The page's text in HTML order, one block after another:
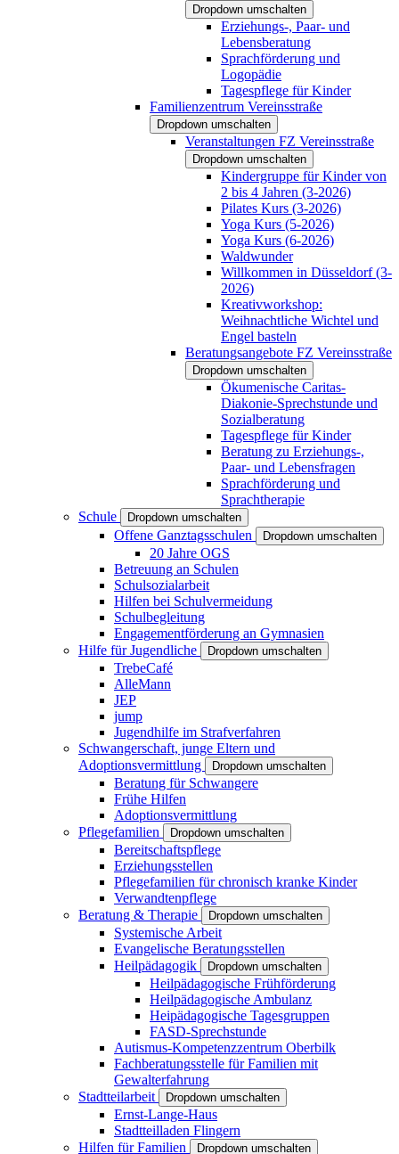
Dropdown umschalten
Erziehungs-, Paar- und
Lebensberatung
Sprachförderung und
Logopädie
Tagespflege für Kinder
Familienzentrum Vereinsstraße
Dropdown umschalten
Veranstaltungen FZ Vereinsstraße
Dropdown umschalten
Kindergruppe für Kinder von
2 bis 4 Jahren (3-2026)
Pilates Kurs (3-2026)
Yoga Kurs (5-2026)
Yoga Kurs (6-2026)
Waldwunder
Willkommen in Düsseldorf (3-
2026)
Kreativworkshop:
Weihnachtliche Wichtel und
Engel basteln
Beratungsangebote FZ Vereinsstraße
Dropdown umschalten
Ökumenische Caritas-
Diakonie-Sprechstunde und
Sozialberatung
Tagespflege für Kinder
Beratung zu Erziehungs-,
Paar- und Lebensfragen
Sprachförderung und
Sprachtherapie
Schule
Dropdown umschalten
Offene Ganztagsschulen Dropdown umschalten
20 Jahre OGS
Betreuung an Schulen
Schulsozialarbeit
Hilfen bei Schulvermeidung
Schulbegleitung
Engagementförderung an Gymnasien
Hilfe für Jugendliche
Dropdown umschalten
TrebeCafé
AlleMann
JEP
jump
Jugendhilfe im Strafverfahren
Schwangerschaft, junge Eltern und
Adoptionsvermittlung
Dropdown umschalten
Beratung für Schwangere
Frühe Hilfen
Adoptionsvermittlung
Pflegefamilien
Dropdown umschalten
Bereitschaftspflege
Erziehungsstellen
Pflegefamilien für chronisch kranke Kinder
Verwandtenpflege
Beratung & Therapie
Dropdown umschalten
Systemische Arbeit
Evangelische Beratungsstellen
Heilpädagogik
Dropdown umschalten
Heilpädagogische Frühförderung
Heilpädagogische Ambulanz
Heipädagogische Tagesgruppen
FASD-Sprechstunde
Autismus-Kompetenzzentrum Oberbilk
Fachberatungsstelle für Familien mit
Gewalterfahrung
Stadtteilarbeit
Dropdown umschalten
Ernst-Lange-Haus
Stadtteilladen Flingern
Hilfen für Familien
Dropdown umschalten